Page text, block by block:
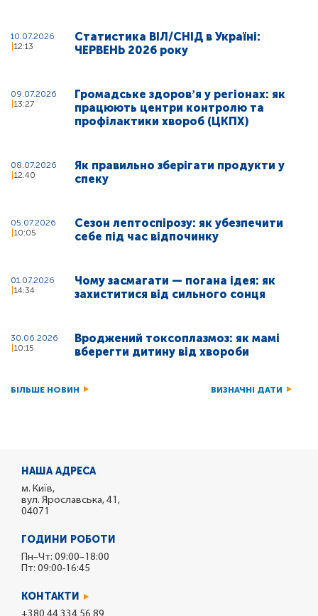
10.07.2026
12:13
Статистика ВІЛ/СНІД в Україні:
ЧЕРВЕНЬ 2026 року
09.07.2026
13:27
Громадське здоровʼя у регіонах: як
працюють центри контролю та
профілактики хвороб (ЦКПХ)
08.07.2026
12:40
Як правильно зберігати продукти у
спеку
05.07.2026
10:05
Сезон лептоспірозу: як убезпечити
себе під час відпочинку
01.07.2026
14:34
Чому засмагати — погана ідея: як
захиститися від сильного сонця
30.06.2026
10:15
Вроджений токсоплазмоз: як мамі
вберегти дитину від хвороби
БІЛЬШЕ НОВИН ВИЗНАЧНІ ДАТИ
НАША АДРЕСА
м. Київ,
вул. Ярославська, 41,
04071
ГОДИНИ РОБОТИ
Пн–Чт: 09:00–18:00
Пт: 09:00-16:45
КОНТАКТИ